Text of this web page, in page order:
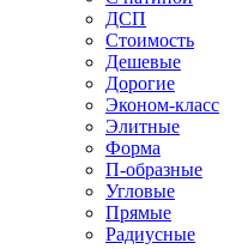
ДСП
Стоимость
Дешевые
Дорогие
Эконом-класс
Элитные
Форма
П-образные
Угловые
Прямые
Радиусные